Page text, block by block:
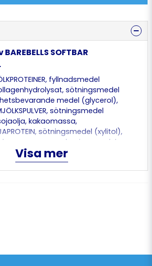
SOFTBAR
fyllnadsmedel
sötningsmedel
medel (glycerol),
sötningsmedel
kakaomassa,
sötningsmedel (xylitol),
aromer, emulgeringsmedel
sötningsmedel (sukralos). Kan
SOM INNEHÅLLER GLUTEN,
och SESAMFRÖ. Proteinbar med
Visa mer